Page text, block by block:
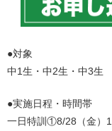
●対象
中1生・中2生・中3生
●実施日程・時間帯
一日特訓①8/28（金）